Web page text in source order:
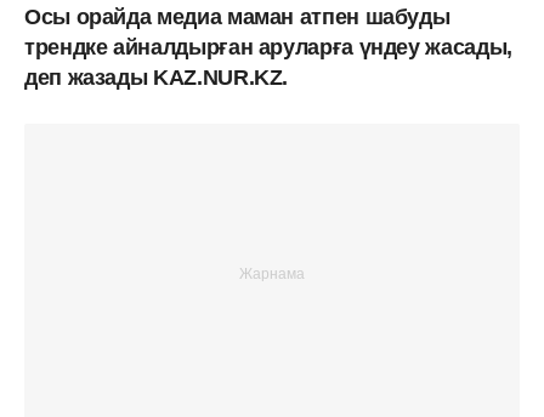
Осы орайда медиа маман атпен шабуды
трендке айналдырған аруларға үндеу жасады,
деп жазады KAZ.NUR.KZ.